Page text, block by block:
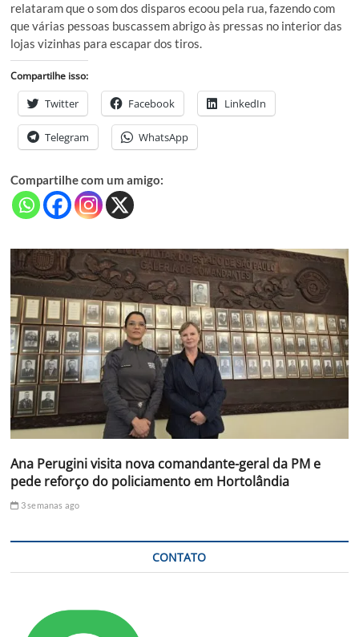
relataram que o som dos disparos ecoou pela rua, fazendo com
que várias pessoas buscassem abrigo às pressas no interior das
lojas vizinhas para escapar dos tiros.
Compartilhe isso:
Twitter Facebook LinkedIn
Telegram WhatsApp
Compartilhe com um amigo:
Ana Perugini visita nova comandante-geral da PM e
pede reforço do policiamento em Hortolândia
3 semanas ago
CONTATO